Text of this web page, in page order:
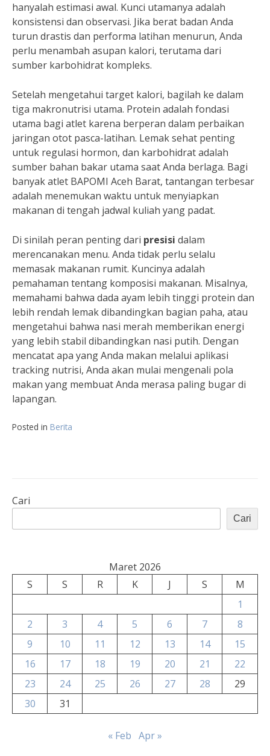
hanyalah estimasi awal. Kunci utamanya adalah
konsistensi dan observasi. Jika berat badan Anda
turun drastis dan performa latihan menurun, Anda
perlu menambah asupan kalori, terutama dari
sumber karbohidrat kompleks.
Setelah mengetahui target kalori, bagilah ke dalam
tiga makronutrisi utama. Protein adalah fondasi
utama bagi atlet karena berperan dalam perbaikan
jaringan otot pasca-latihan. Lemak sehat penting
untuk regulasi hormon, dan karbohidrat adalah
sumber bahan bakar utama saat Anda berlaga. Bagi
banyak atlet BAPOMI Aceh Barat, tantangan terbesar
adalah menemukan waktu untuk menyiapkan
makanan di tengah jadwal kuliah yang padat.
Di sinilah peran penting dari presisi dalam
merencanakan menu. Anda tidak perlu selalu
memasak makanan rumit. Kuncinya adalah
pemahaman tentang komposisi makanan. Misalnya,
memahami bahwa dada ayam lebih tinggi protein dan
lebih rendah lemak dibandingkan bagian paha, atau
mengetahui bahwa nasi merah memberikan energi
yang lebih stabil dibandingkan nasi putih. Dengan
mencatat apa yang Anda makan melalui aplikasi
tracking nutrisi, Anda akan mulai mengenali pola
makan yang membuat Anda merasa paling bugar di
lapangan.
Posted in Berita
Cari
Cari
Maret 2026
S
S R K J S
M
1
2
3 4 5 6 7
8
9
10 11 12 13 14
15
16
17 18 19 20 21
22
23
24 25 26 27 28
29
30
31
« Feb Apr »